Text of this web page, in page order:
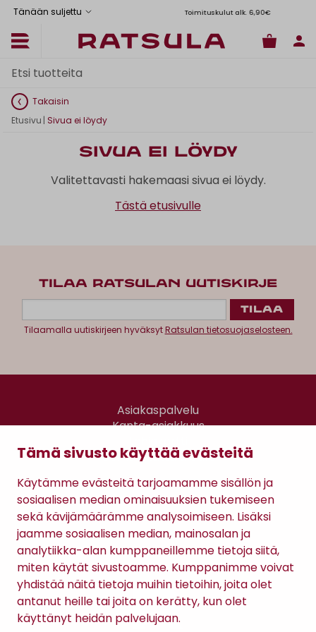
Tämä sivusto käyttää evästeitä
Käytämme evästeitä tarjoamamme sisällön ja
sosiaalisen median ominaisuuksien tukemiseen
sekä kävijämäärämme analysoimiseen. Lisäksi
jaamme sosiaalisen median, mainosalan ja
analytiikka-alan kumppaneillemme tietoja siitä,
miten käytät sivustoamme. Kumppanimme voivat
yhdistää näitä tietoja muihin tietoihin, joita olet
antanut heille tai joita on kerätty, kun olet
käyttänyt heidän palvelujaan.
Tänään suljettu Toimituskulut alk. 6,90€
Takaisin
Etusivu | Sivua ei löydy
Sivua ei löydy
Valitettavasti hakemaasi sivua ei löydy.
Tästä etusivulle
TILAA RATSULAN UUTISKIRJE
Tilaamalla uutiskirjeen hyväksytRatsulan tietosuojaselosteen.
Asiakaspalvelu
Kanta-asiakkuus
Gomee Ratsula Café
Sopimusehdot
Tietosuojaseloste
Maksutavat